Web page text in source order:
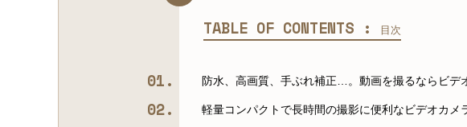
TABLE OF CONTENTS : 目次
防水、高画質、手ぶれ補正…。動画を撮るならビデ
軽量コンパクトで長時間の撮影に便利なビデオカメ